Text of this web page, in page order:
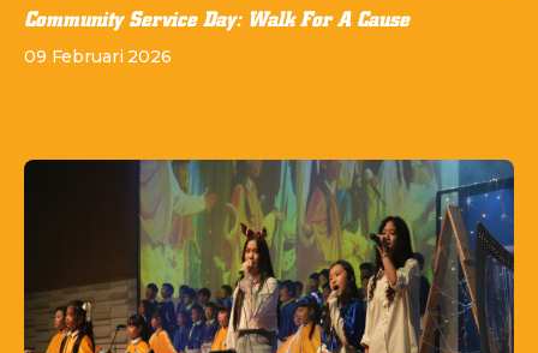
Community Service Day: Walk For A Cause
09 Februari 2026